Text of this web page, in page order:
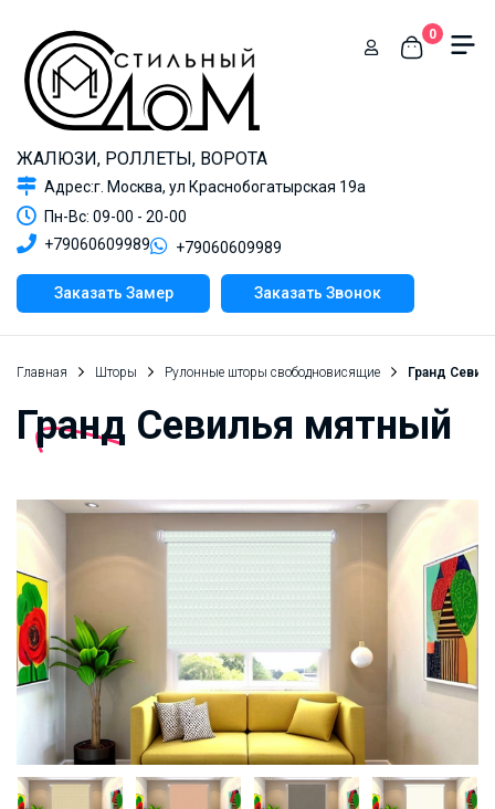
ЖАЛЮЗИ, РОЛЛЕТЫ, ВОРОТА
Адрес:г. Москва, ул Краснобогатырская 19а
Пн-Вс: 09-00 - 20-00
+79060609989
+79060609989
Заказать Замер Заказать Звонок
0
Главная Шторы Рулонные шторы свободновисящие Гранд
Гранд Севилья мятный